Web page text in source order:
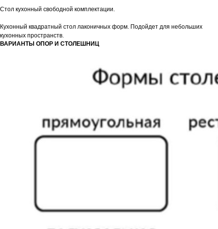
Стол кухонный свободной комплектации.
Кухонный квадратный стол лаконичных форм. Подойдет для небольших
кухонных пространств.
ВАРИАНТЫ ОПОР И СТОЛЕШНИЦ